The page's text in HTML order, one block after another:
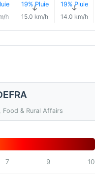
h
19% Pluie
↑
15.0 km/h
19% Pluie
↑
14.0 km/h
& Rural Affairs
7 9 10